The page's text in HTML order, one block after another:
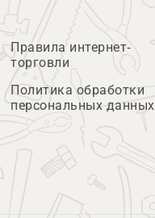
Правила интернет-
торговли
Политика обработки
персональных данных